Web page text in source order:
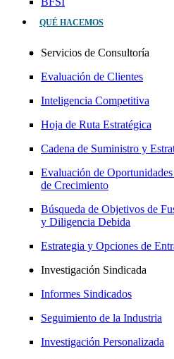
QUÉ HACEMOS
Servicios de Consultoría
Evaluación de Clientes
Inteligencia Competitiva
Hoja de Ruta Estratégica
Cadena de Suministro y
Evaluación de
de Crecimiento
Búsqueda de Objetivos de
y Diligencia Debida
Estrategia y Opciones de
Investigación Sindicada
Informes Sindicados
Seguimiento de la Industria
Investigación Personalizada